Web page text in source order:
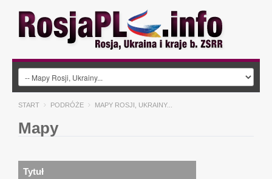
START PODRÓŻE MAPY ROSJI, UKRAINY...
Mapy
Tytuł